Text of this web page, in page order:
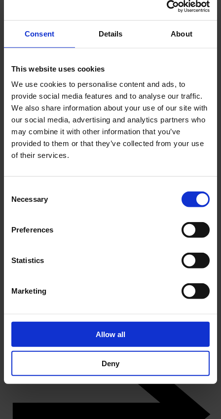
Consent Details About
This website uses cookies
We use cookies to personalise content and ads, to
provide social media features and to analyse our traffic.
We also share information about your use of our site with
our social media, advertising and analytics partners who
may combine it with other information that you’ve
provided to them or that they’ve collected from your use
of their services.
Selection
Necessary
Preferences
Statistics
Marketing
Allow all
Deny
DK